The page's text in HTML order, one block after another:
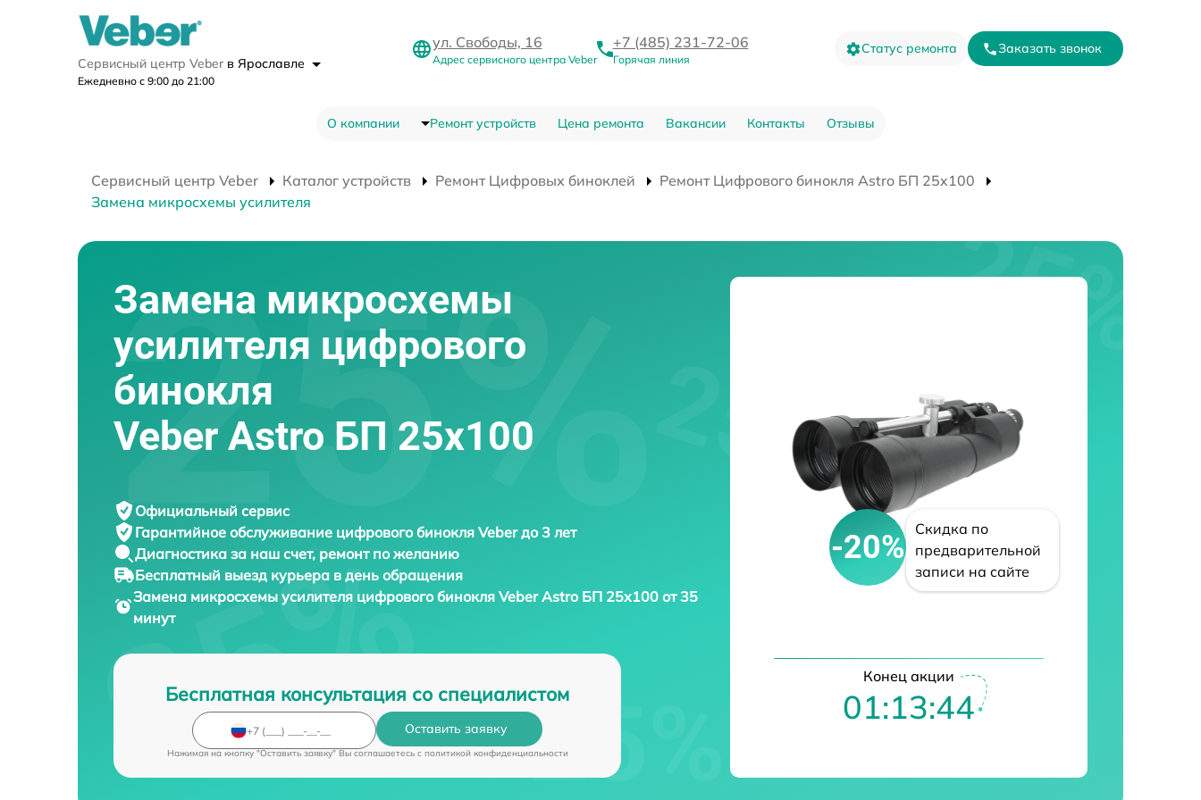
Сервисный центр Veber в Ярославле
Ежедневно с 9:00 до 21:00
ул. Свободы, 16
Адрес сервисного центра Veber
+7 (485) 231-72-06
Горячая линия
Статус ремонта Заказать звонок
О компании Ремонт устройств Цена ремонта Вакансии Контакты Отзывы
Сервисный центр Veber Каталог устройств Ремонт Цифровых биноклей
Ремонт Цифрового бинокля Astro БП 25x100
Замена микросхемы усилителя
Замена микросхемы
усилителя цифрового
бинокля
Veber Astro БП 25x100
Официальный сервис
Гарантийное обслуживание цифрового бинокля Veber до 3 лет
Диагностика за наш счет, ремонт по желанию
Бесплатный выезд курьера в день обращения
Замена микросхемы усилителя цифрового бинокляVeber Astro БП 25x100 от 35
минут
Бесплатная консультация со специалистом
Оставить заявку
Нажимая на кнопку "Оставить заявку" Вы соглашаетесь c политикой конфиденциальности
-20%
Скидка по
предварительной
записи на сайте
Конец акции
01:13:43